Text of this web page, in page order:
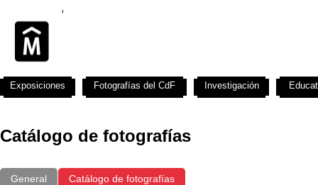
Catálogo de fotografías
General Catálogo de fotografías
Exposiciones Fotografías del CdF Investigación